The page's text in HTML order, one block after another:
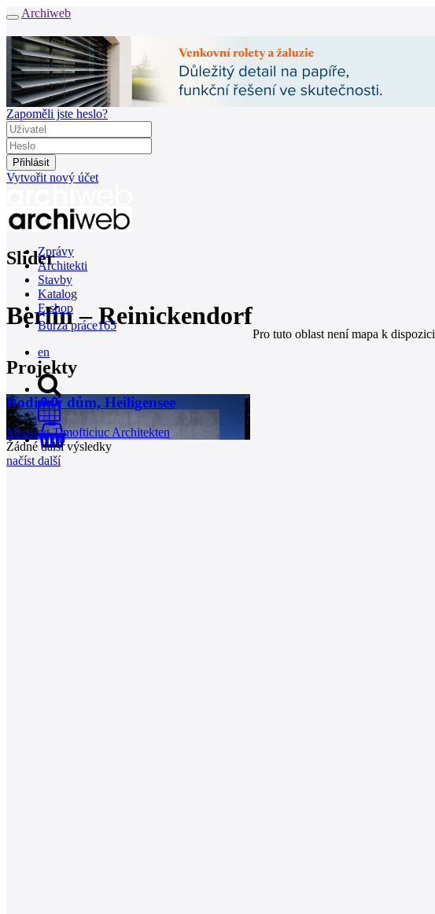
Archiweb
Zapoměli jste heslo?
Vytvořit nový účet
Zprávy
Architekti
Stavby
Katalog
E-shop
Burza práce165
en
0
Slider
Berlín – Reinickendorf
Pro tuto oblast není mapa k dispozici
Projekty
Rodinný dům, Heiligensee
Mensing Timofticiuc Architekten
Žádné další výsledky
načíst další